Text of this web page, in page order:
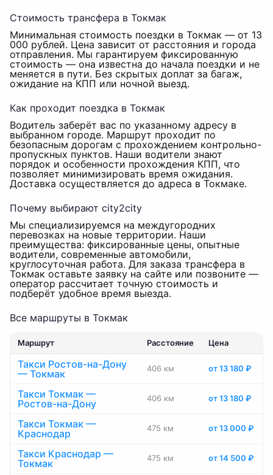
Стоимость трансфера в Токмак
Минимальная стоимость поездки в Токмак — от 13
000 рублей. Цена зависит от расстояния и города
отправления. Мы гарантируем фиксированную
стоимость — она известна до начала поездки и не
меняется в пути. Без скрытых доплат за багаж,
ожидание на КПП или ночной выезд.
Как проходит поездка в Токмак
Водитель заберёт вас по указанному адресу в
выбранном городе. Маршрут проходит по
безопасным дорогам с прохождением контрольно-
пропускных пунктов. Наши водители знают
порядок и особенности прохождения КПП, что
позволяет минимизировать время ожидания.
Доставка осуществляется до адреса в Токмаке.
Почему выбирают city2city
Мы специализируемся на междугородних
перевозках на новые территории. Наши
преимущества: фиксированные цены, опытные
водители, современные автомобили,
круглосуточная работа. Для заказа трансфера в
Токмак оставьте заявку на сайте или позвоните —
оператор рассчитает точную стоимость и
подберёт удобное время выезда.
Все маршруты в Токмак
Маршрут Расстояние Цена
Такси Ростов-на-Дону
— Токмак
406 км от 13 180 ₽
Такси Токмак —
Ростов-на-Дону
406 км от 13 180 ₽
Такси Токмак —
Краснодар
475 км от 13 000 ₽
Такси Краснодар —
Токмак
475 км от 14 500 ₽